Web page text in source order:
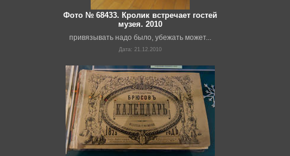
Фото № 68433. Кролик встречает гостей
музея. 2010
привязывать надо было, убежать может...
Дата: 21.12.2010